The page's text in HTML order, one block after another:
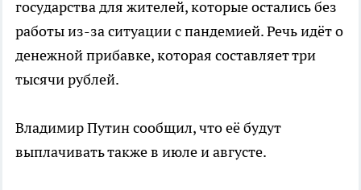
государства для жителей, которые остались без
работы из-за ситуации с пандемией. Речь идёт о
денежной прибавке, которая составляет три
тысячи рублей.
Владимир Путин сообщил, что её будут
выплачивать также в июле и августе.